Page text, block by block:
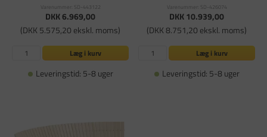
Varenummer: SD-443122
DKK 6.969,00
(DKK 5.575,20 ekskl. moms)
Læg i kurv
Leveringstid: 5-8 uger
Varenummer: SD-426074
DKK 10.939,00
(DKK 8.751,20 ekskl. moms)
Læg i kurv
Leveringstid: 5-8 uger